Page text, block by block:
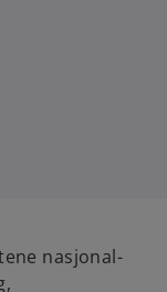
nasjonal-